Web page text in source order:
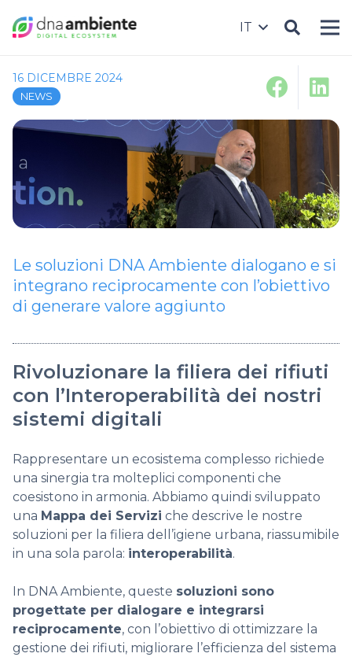
IT
16 DICEMBRE 2024
NEWS
Rivoluzionare la filiera dei rifiuti
con l’Interoperabilità dei nostri
sistemi digitali
Rappresentare un ecosistema complesso richiede
una sinergia tra molteplici componenti che
coesistono in armonia. Abbiamo quindi sviluppato
una Mappa dei Servizi che descrive le nostre
soluzioni per la filiera dell’igiene urbana, riassumibile
in una sola parola: interoperabilità.
In DNA Ambiente, queste soluzioni sono
progettate per dialogare e integrarsi
reciprocamente, con l’obiettivo di ottimizzare la
gestione dei rifiuti, migliorare l’efficienza del sistema
Le soluzioni DNA Ambiente dialogano e si
integrano reciprocamente con l’obiettivo
di generare valore aggiunto